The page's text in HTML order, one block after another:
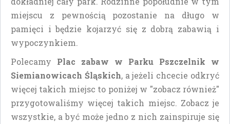
miejscu z pewnością pozostanie na długo w
pamięci i będzie kojarzyć się z dobrą zabawią i
wypoczynkiem.
Polecamy Plac zabaw w Parku Pszczelnik w
Siemianowicach Śląskich, a jeżeli chcecie odkryć
więcej takich miejsc to poniżej w "zobacz również"
przygotowaliśmy więcej takich miejsc. Zobacz je
wszystkie, a być może jedno z nich zainspiruje się